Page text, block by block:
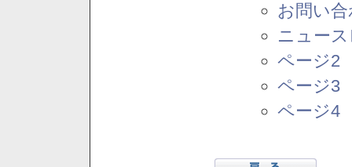
お問い
ニュー
ページ2
ページ3
ページ4